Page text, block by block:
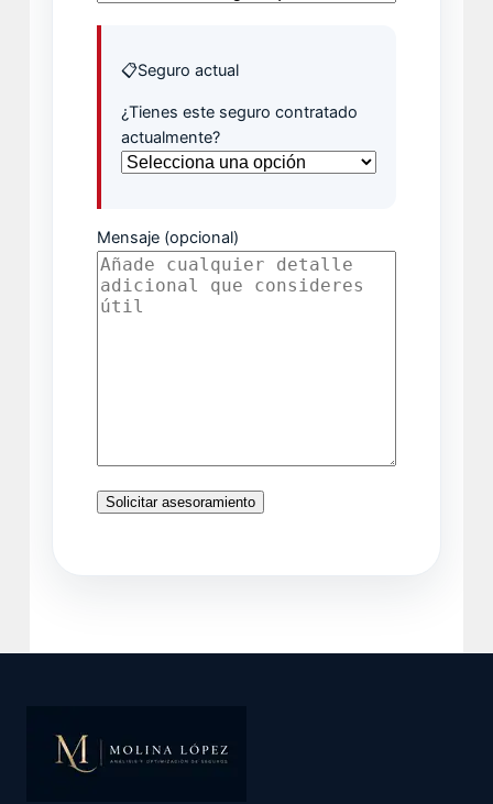
📋Seguro actual
¿Tienes este seguro contratado
actualmente?
Mensaje (opcional)